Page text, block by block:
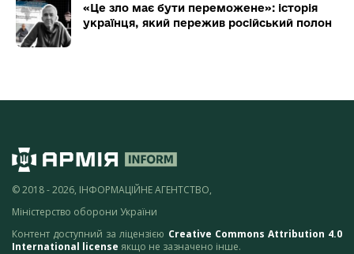
«Це зло має бути переможене»: історія
українця, який пережив російський полон
© 2018 - 2026, ІНФОРМАЦІЙНЕ АГЕНТСТВО,
Міністерство оборони України
Контент доступний за ліцензією Creative Commons Attribution 4.0
International license якщо не зазначено інше.